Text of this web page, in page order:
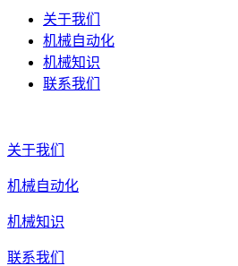
关于我们
机械自动化
机械知识
联系我们
关于我们
机械自动化
机械知识
联系我们